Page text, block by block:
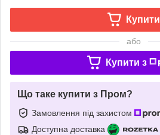
Купити
або
Купити з
Що таке купити з Пром?
Замовлення під захистом
Доступна доставка